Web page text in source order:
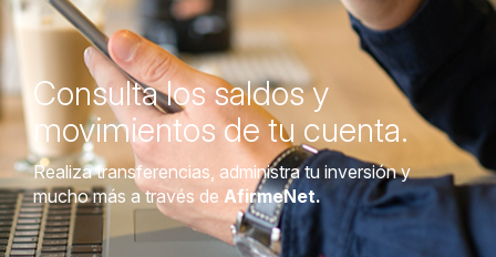
Consulta los saldos y
movimientos de tu cuenta.
Realiza transferencias, administra tu inversión y
mucho más a través de AfirmeNet.